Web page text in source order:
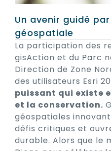
Un avenir guidé
géospatiale
La participation des
gisAction et du Parc
Direction de Zone
des utilisateurs Esri
puissant qui existe
et la conservation.
géospatiales
défis critiques et
durable. Alors que le